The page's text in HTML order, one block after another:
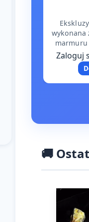
wykonana
produkt
Zaloguj
🚚